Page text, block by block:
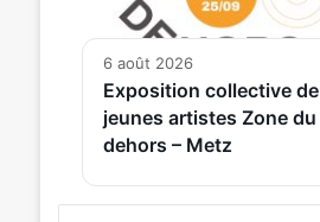
6 août 2026
Exposition collective de
jeunes artistes Zone du
dehors – Metz